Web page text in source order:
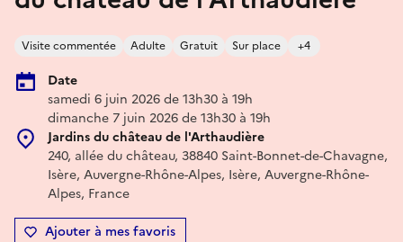
Visite commentée Adulte Gratuit Sur place +4
Date
samedi 6 juin 2026 de 13h30 à 19h
dimanche 7 juin 2026 de 13h30 à 19h
Jardins du château de l'Arthaudière
240, allée du château, 38840 Saint-Bonnet-de-Chavagne,
Isère, Auvergne-Rhône-Alpes, Isère, Auvergne-Rhône-
Alpes, France
Ajouter à mes favoris